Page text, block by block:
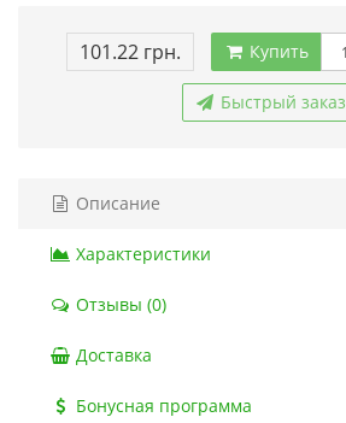
101.22 грн. Купить
Быстрый заказ
Описание
Характеристики
Отзывы (0)
Доставка
Бонусная программа